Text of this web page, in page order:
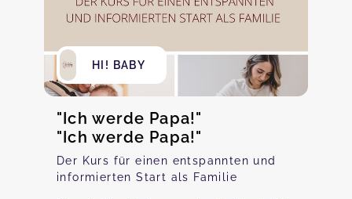
HI! BABY
"Ich werde Papa!"
"Ich werde Papa!"
Der Kurs für einen entspannten und
informierten Start als Familie